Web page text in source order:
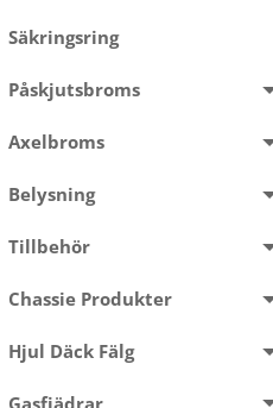
Säkringsring
Påskjutsbroms
Axelbroms
Belysning
Tillbehör
Chassie Produkter
Hjul Däck Fälg